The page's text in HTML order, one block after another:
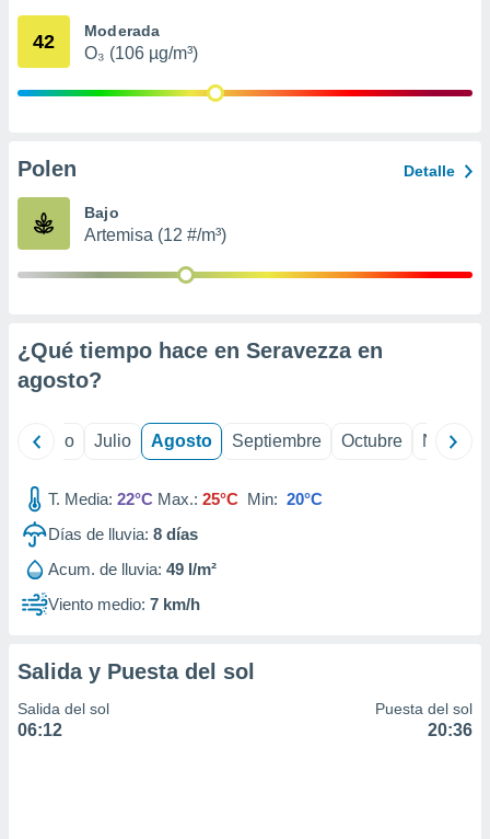
mediante
publicidad
de
42 Moderada
O₃ (106 µg/m³)
Polen Detalle
Bajo
Artemisa (12 #/m³)
¿Qué tiempo hace en Seravezza en
agosto?
Junio Julio Agosto Septiembre Octubre
T. Media: 22°C Max.: 25°C Min: 20°C
Días de lluvia: 8 días
Acum. de lluvia: 49 l/m²
Viento medio: 7 km/h
Salida y Puesta del sol
Salida del sol
06:12
Puesta del sol
20:36